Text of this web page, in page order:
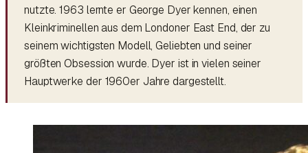
nutzte. 1963 lernte er George Dyer kennen, einen
Kleinkriminellen aus dem Londoner East End, der zu
seinem wichtigsten Modell, Geliebten und seiner
größten Obsession wurde. Dyer ist in vielen seiner
Hauptwerke der 1960er Jahre dargestellt.